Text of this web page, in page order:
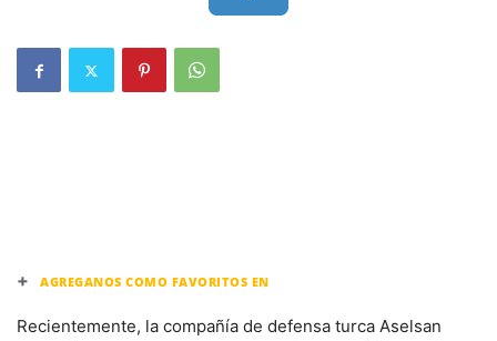
+ AGREGANOS COMO FAVORITOS EN
Recientemente, la compañía de defensa turca Aselsan